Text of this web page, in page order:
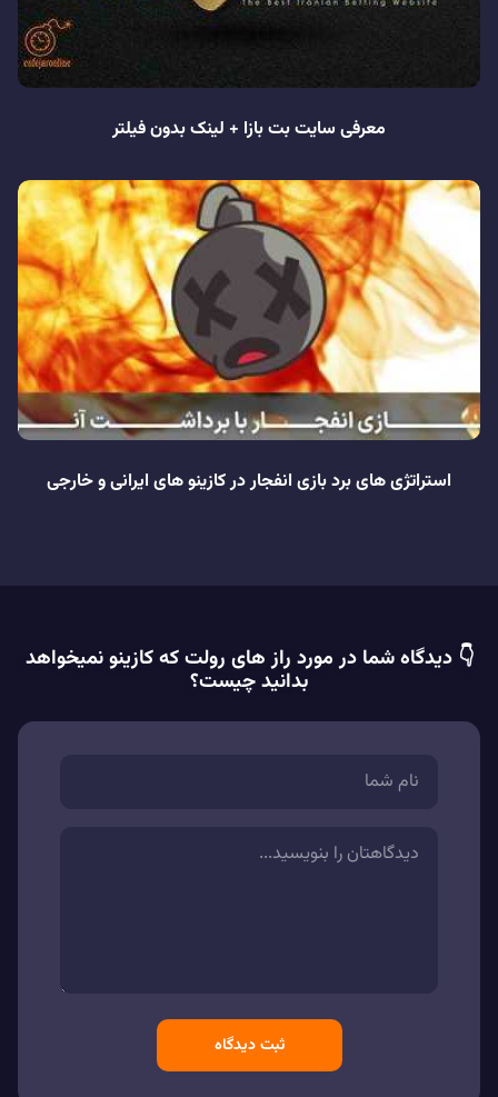
معرفی سایت بت بازا + لینک بدون فیلتر
استراتژی های برد بازی انفجار در کازینو های ایرانی و خارجی
👇 دیدگاه شما در مورد راز های رولت که کازینو نمیخواهد
بدانید چیست؟
ثبت دیدگاه